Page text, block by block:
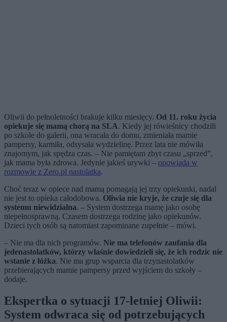
Oliwii do pełnoletności brakuje kilku miesięcy. Od 11. roku życia
opiekuje się mamą chorą na SLA. Kiedy jej rówieśnicy chodzili
po szkole do galerii, ona wracała do domu, zmieniała mamie
pampersy, karmiła, odsysała wydzielinę. Przez lata nie mówiła
znajomym, jak spędza czas. – Nie pamiętam zbyt czasu „sprzed”,
jak mama była zdrowa. Jedynie jakieś urywki – opowiada w
rozmowie z Zero.pl nastolatka.
Choć teraz w opiece nad mamą pomagają jej trzy opiekunki, nadal
nie jest to opieka całodobowa. Oliwia nie kryje, że czuje się dla
systemu niewidzialna. – System dostrzega mamę jako osobę
niepełnosprawną. Czasem dostrzega rodzinę jako opiekunów.
Dzieci tych osób są natomiast zapominane zupełnie – mówi.
– Nie ma dla nich programów. Nie ma telefonów zaufania dla
jedenastolatków, którzy właśnie dowiedzieli się, że ich rodzic nie
wstanie z łóżka. Nie ma grup wsparcia dla trzynastolatków
przebierających mamie pampersy przed wyjściem do szkoły –
dodaje.
Ekspertka o sytuacji 17-letniej Oliwii:
System odwraca się od potrzebujących